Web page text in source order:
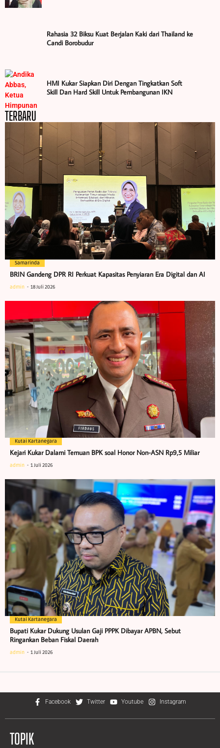
Rahasia 32 Biksu Kuat Berjalan Kaki dari Thailand ke
Candi Borobudur
HMI Kukar Siapkan Diri Dengan Tingkatkan Soft
Skill Dan Hard Skill Untuk Pembangunan IKN
TERBARU
Samarinda
BRIN Gandeng DPR RI Perkuat Kapasitas Penyiaran Era Digital dan AI
admin 18 Juli 2026
Kutai Kartanegara
Kejari Kukar Dalami Temuan BPK soal Honor Non-ASN Rp9,5 Miliar
admin 1 Juli 2026
Kutai Kartanegara
Bupati Kukar Dukung Usulan Gaji PPPK Dibayar APBN, Sebut
Ringankan Beban Fiskal Daerah
admin 1 Juli 2026
Facebook Twitter Youtube Instagram
TOPIK